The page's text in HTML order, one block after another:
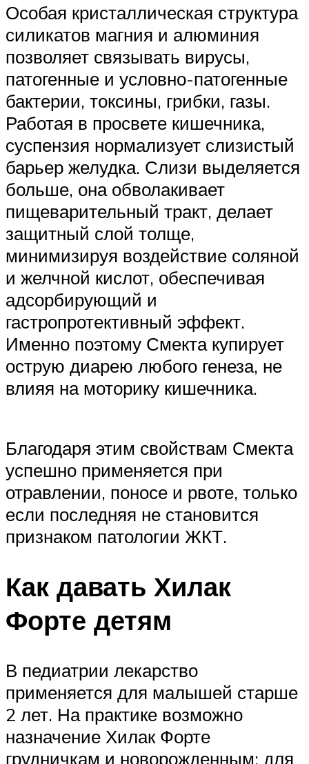
Особая кристаллическая структура
силикатов магния и алюминия
позволяет связывать вирусы,
патогенные и условно-патогенные
бактерии, токсины, грибки, газы.
Работая в просвете кишечника,
суспензия нормализует слизистый
барьер желудка. Слизи выделяется
больше, она обволакивает
пищеварительный тракт, делает
защитный слой толще,
минимизируя воздействие соляной
и желчной кислот, обеспечивая
адсорбирующий и
гастропротективный эффект.
Именно поэтому Смекта купирует
острую диарею любого генеза, не
влияя на моторику кишечника.
Благодаря этим свойствам Смекта
успешно применяется при
отравлении, поносе и рвоте, только
если последняя не становится
признаком патологии ЖКТ.
Как давать Хилак
Форте детям
В педиатрии лекарство
применяется для малышей старше
2 лет. На практике возможно
назначение Хилак Форте
грудничкам и новорожденным: для